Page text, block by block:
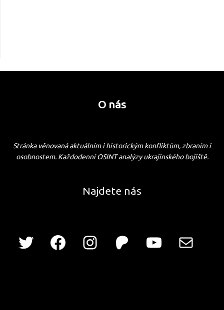
O nás
Stránka věnovaná aktuálním i historickým konfliktům, zbraním i
osobnostem. Každodenní OSINT analýzy ukrajinského bojiště.
Najdete nás